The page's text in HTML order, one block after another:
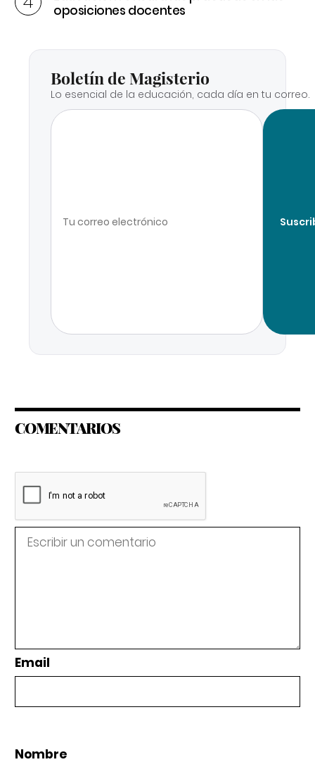
oposiciones docentes
Boletín de Magisterio
Lo esencial de la educación, cada día en tu correo.
COMENTARIOS
Email
Nombre